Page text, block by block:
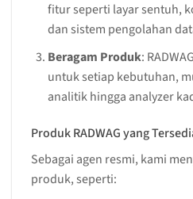
fitur seperti layar sentuh,
dan sistem pengolahan
Beragam Produk:
untuk setiap kebutuhan,
analitik hingga analyzer
Produk RADWAG yang
Sebagai agen resmi, kami
produk, seperti: